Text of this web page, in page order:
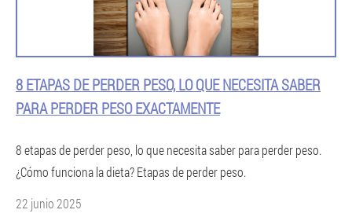
8 ETAPAS DE PERDER PESO, LO QUE NECESITA SABER
PARA PERDER PESO EXACTAMENTE
8 etapas de perder peso, lo que necesita saber para perder peso.
¿Cómo funciona la dieta? Etapas de perder peso.
22 junio 2025